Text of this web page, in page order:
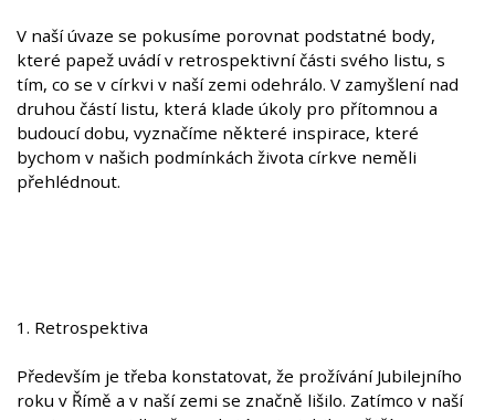
V naší úvaze se pokusíme porovnat podstatné body,
které papež uvádí v retrospektivní části svého listu, s
tím, co se v církvi v naší zemi odehrálo. V zamyšlení nad
druhou částí listu, která klade úkoly pro přítomnou a
budoucí dobu, vyznačíme některé inspirace, které
bychom v našich podmínkách života církve neměli
přehlédnout.
1. Retrospektiva
Především je třeba konstatovat, že prožívání Jubilejního
roku v Římě a v naší zemi se značně lišilo. Zatímco v naší